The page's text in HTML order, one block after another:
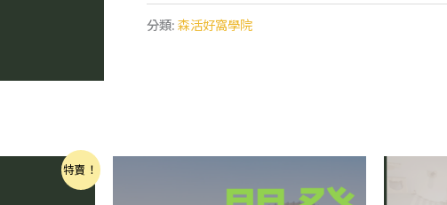
總
低
分類:森活好窩學院
特賣！